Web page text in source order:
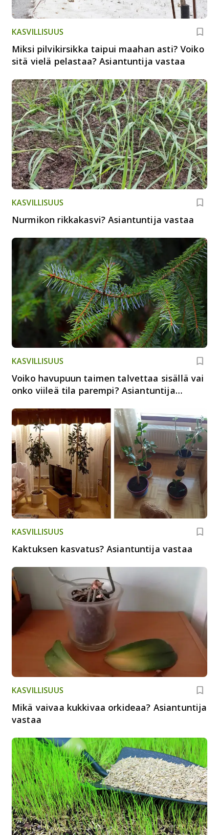
KASVILLISUUS
Miksi pilvikirsikka taipui maahan asti? Voiko
sitä vielä pelastaa? Asiantuntija vastaa
KASVILLISUUS
Nurmikon rikkakasvi? Asiantuntija vastaa
KASVILLISUUS
Voiko havupuun taimen talvettaa sisällä vai
onko viileä tila parempi? Asiantuntija
KASVILLISUUS
Kaktuksen kasvatus? Asiantuntija vastaa
KASVILLISUUS
Mikä vaivaa kukkivaa orkideaa? Asiantuntija
vastaa